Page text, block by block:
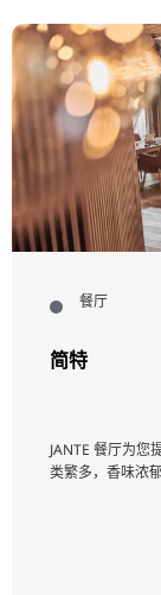
餐厅
简特
JANTE 餐厅为您
类繁多，香味浓